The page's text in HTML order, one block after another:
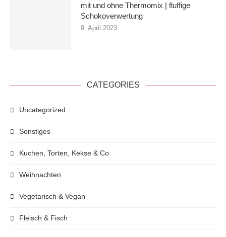
mit und ohne Thermomix | fluffige
Schokoverwertung
9. April 2023
CATEGORIES
Uncategorized
Sonstiges
Kuchen, Torten, Kekse & Co
Weihnachten
Vegetarisch & Vegan
Fleisch & Fisch